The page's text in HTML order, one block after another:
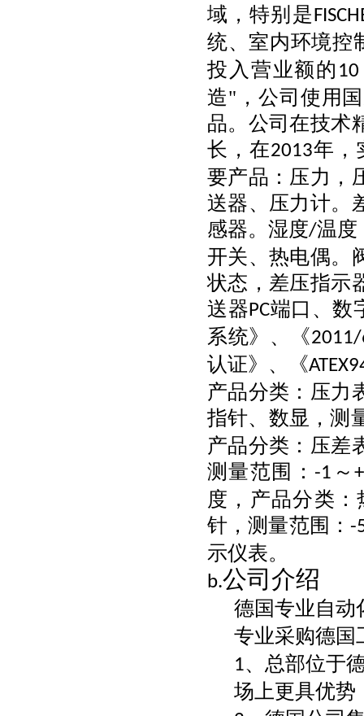
域，特别是
统、室内环境控
投入营业额的 10
造"，公司使用
品。公司在技术
长，在2013年，
要产品：压力，
送器、压力计。
感器。湿度/温度
开关、热电偶。
状态，差压指示
送器PC端口、数
系统》、《2011/
认证》、《
产品分类：压力
指针、数显，测
产品分类：压差
测量范围： -1 ～
度，产品分类
针，测量范围： -
示仪表。
b.公司介绍
德国专业自动
专业采购德国
1、总部位于
场上更具优势